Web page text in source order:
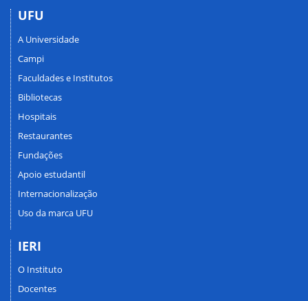
UFU
A Universidade
Campi
Faculdades e Institutos
Bibliotecas
Hospitais
Restaurantes
Fundações
Apoio estudantil
Internacionalização
Uso da marca UFU
IERI
O Instituto
Docentes